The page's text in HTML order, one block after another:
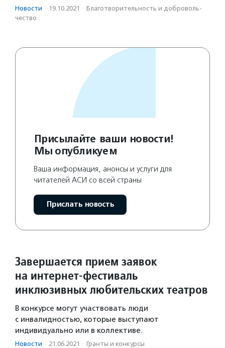
Новости · 19.10.2021 · Благотвори­тель­ность и доброволь­
чест­во
Присылайте ваши новости!
Мы опубликуем
Ваша информация, анонсы и услуги для
читателей АСИ со всей страны
Прислать новость
Завершается прием заявок
на интернет-фестиваль
инклюзивных любительских театров
В конкурсе могут участвовать люди
с инвалидностью, которые выступают
индивидуально или в коллективе.
Новости · 21.06.2021 · Гранты и конкурсы